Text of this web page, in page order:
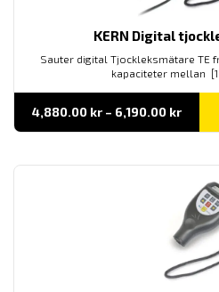
KERN Digital
Sauter digital Tjockleksmätare TE
kapaciteter mellan
4,880.00 kr – 6,190.00 kr
till